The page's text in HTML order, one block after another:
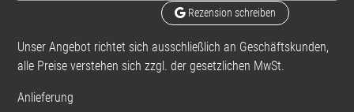
1/16 EUR-Pal
Anwendung
Für Porto
Rezension schreiben
Unser Angebot richtet sich ausschließlich an Geschäftskunden,
alle Preise verstehen sich zzgl. der gesetzlichen MwSt.
Anlieferung